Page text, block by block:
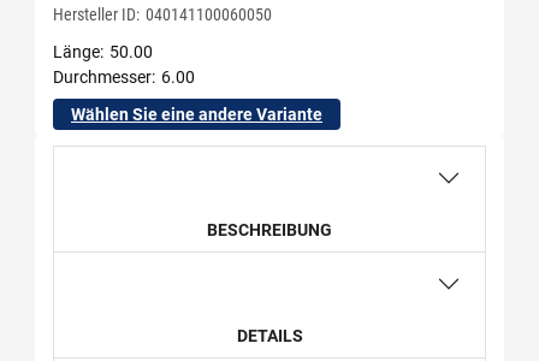
Hersteller ID: 040141100060050
Länge 50.00
Durchmesser 6.00
Wählen Sie eine andere Variante
BESCHREIBUNG
DETAILS